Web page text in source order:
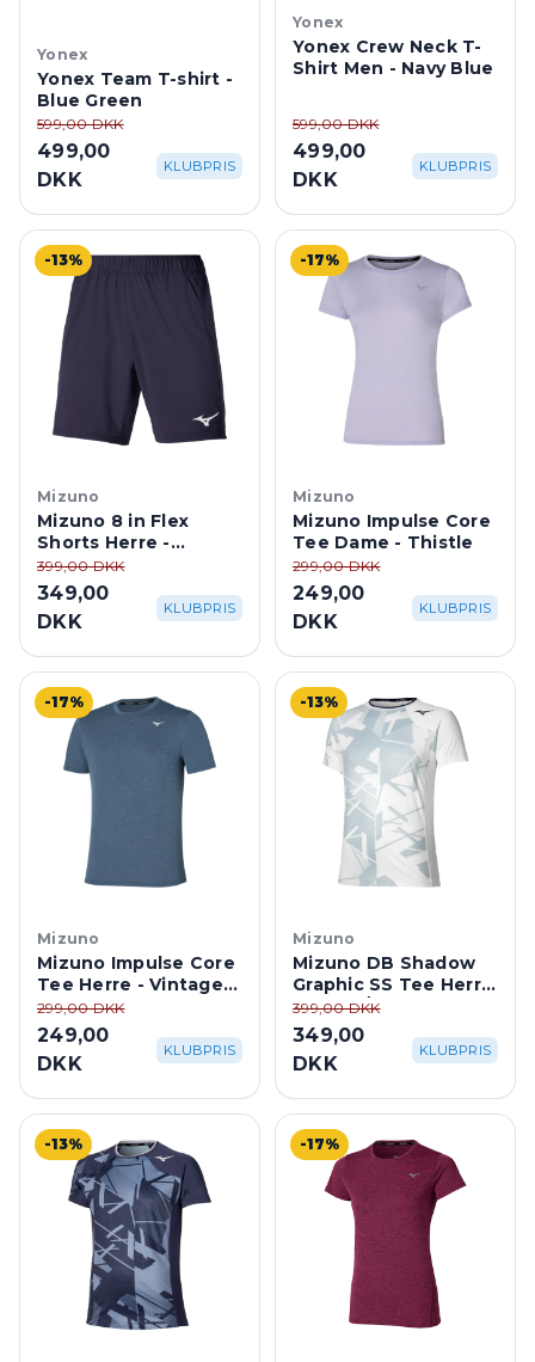
Yonex
Yonex Team T-shirt -
Blue Green
599,00 DKK
499,00
DKK
KLUBPRIS
Yonex
Yonex Crew Neck T-
Shirt Men - Navy Blue
599,00 DKK
499,00
DKK
KLUBPRIS
-13%
Mizuno
Mizuno 8 in Flex
Shorts Herre -
Odyssey Gray
399,00 DKK
349,00
DKK
KLUBPRIS
-17%
Mizuno
Mizuno Impulse Core
Tee Dame - Thistle
299,00 DKK
249,00
DKK
KLUBPRIS
-17%
Mizuno
Mizuno Impulse Core
Tee Herre - Vintage
Indigo
299,00 DKK
249,00
DKK
KLUBPRIS
-13%
Mizuno
Mizuno DB Shadow
Graphic SS Tee Herre
- White/Gray
399,00 DKK
349,00
DKK
KLUBPRIS
-13% -17%